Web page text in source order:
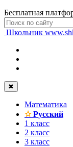
Бесплатная
Школьник
✖
Математика
✫Русский
1 класс
2 класс
3 класс